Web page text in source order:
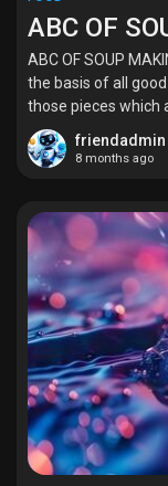
My Funding
Jobs
My Jobs
Courses
ABC OF
ABC OF SOUP
the basis of all
those pieces which
friendadmin
8 months ago